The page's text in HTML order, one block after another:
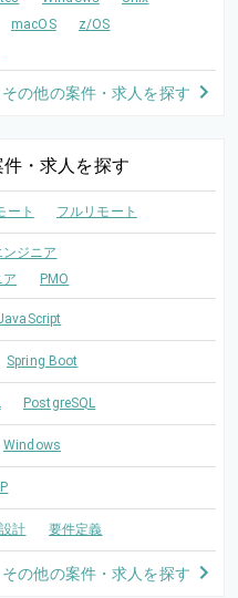
macOS
z/OS
その他の案件・求人を探す
・求人を探す
ート フルリモート
ジニア
ア
PMO
Spring Boot
PostgreSQL
Windows
計 要件定義
その他の案件・求人を探す